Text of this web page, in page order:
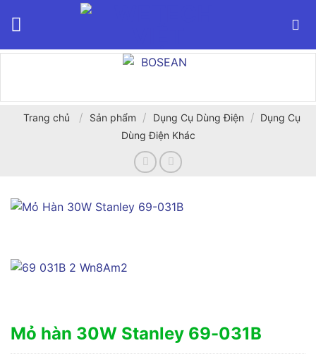
Trang chủ / Sản phẩm / Dụng Cụ Dùng Điện / Dụng Cụ
Dùng Điện Khác
Mỏ hàn 30W Stanley 69-031B